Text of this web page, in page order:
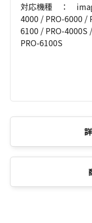
対応機種 ：
4000 / PRO-6000 /
6100 / PRO-4000S
PRO-6100S